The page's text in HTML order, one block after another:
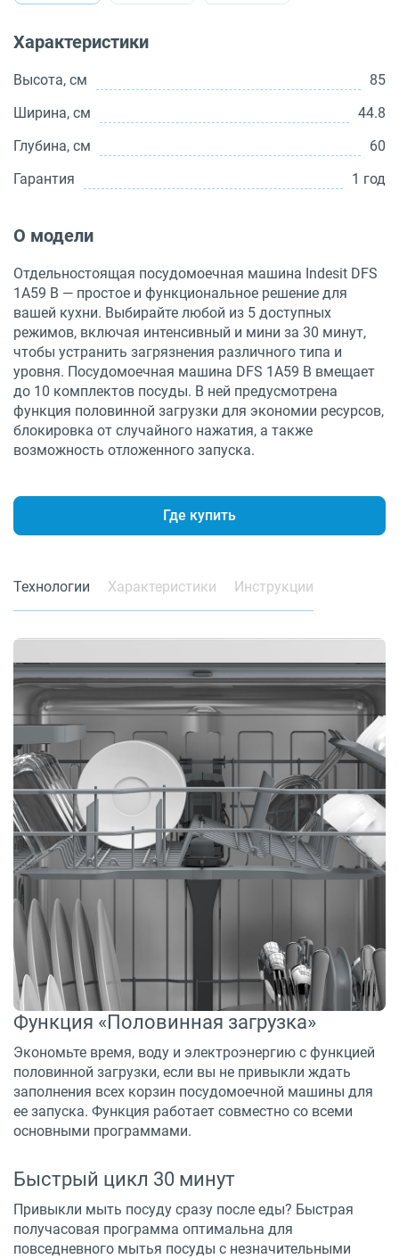
Характеристики
Высота, см
85
Ширина, см
44.8
Глубина, см
60
Гарантия
1 год
О модели
Отдельностоящая посудомоечная машина Indesit DFS
1A59 B — простое и функциональное решение для
вашей кухни. Выбирайте любой из 5 доступных
режимов, включая интенсивный и мини за 30 минут,
чтобы устранить загрязнения различного типа и
уровня. Посудомоечная машина DFS 1A59 B вмещает
до 10 комплектов посуды. В ней предусмотрена
функция половинной загрузки для экономии ресурсов,
блокировка от случайного нажатия, а также
возможность отложенного запуска.
Где купить
Технологии Характеристики Инструкции
Функция «Половинная загрузка»
Экономьте время, воду и электроэнергию с функцией
половинной загрузки, если вы не привыкли ждать
заполнения всех корзин посудомоечной машины для
ее запуска. Функция работает совместно со всеми
основными программами.
Быстрый цикл 30 минут
Привыкли мыть посуду сразу после еды? Быстрая
получасовая программа оптимальна для
повседневного мытья посуды с незначительными